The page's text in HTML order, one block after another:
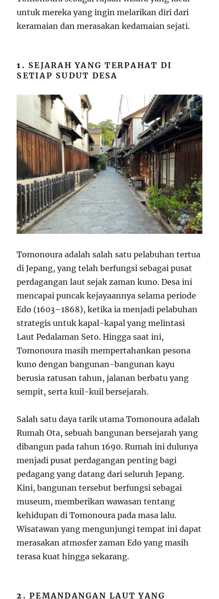
untuk mereka yang ingin melarikan diri dari
keramaian dan merasakan kedamaian sejati.
1. SEJARAH YANG TERPAHAT DI
SETIAP SUDUT DESA
Tomonoura adalah salah satu pelabuhan tertua
di Jepang, yang telah berfungsi sebagai pusat
perdagangan laut sejak zaman kuno. Desa ini
mencapai puncak kejayaannya selama periode
Edo (1603–1868), ketika ia menjadi pelabuhan
strategis untuk kapal-kapal yang melintasi
Laut Pedalaman Seto. Hingga saat ini,
Tomonoura masih mempertahankan pesona
kuno dengan bangunan-bangunan kayu
berusia ratusan tahun, jalanan berbatu yang
sempit, serta kuil-kuil bersejarah.
Salah satu daya tarik utama Tomonoura adalah
Rumah Ota, sebuah bangunan bersejarah yang
dibangun pada tahun 1690. Rumah ini dulunya
menjadi pusat perdagangan penting bagi
pedagang yang datang dari seluruh Jepang.
Kini, bangunan tersebut berfungsi sebagai
museum, memberikan wawasan tentang
kehidupan di Tomonoura pada masa lalu.
Wisatawan yang mengunjungi tempat ini dapat
merasakan atmosfer zaman Edo yang masih
terasa kuat hingga sekarang.
2.PEMANDANGAN LAUT YANG